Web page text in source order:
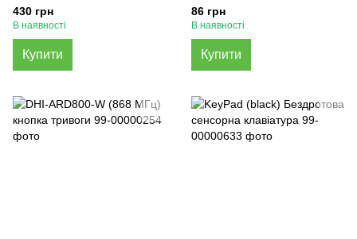
дистанційного керування
430 грн
В наявності
Купити
86 грн
В наявності
Купити